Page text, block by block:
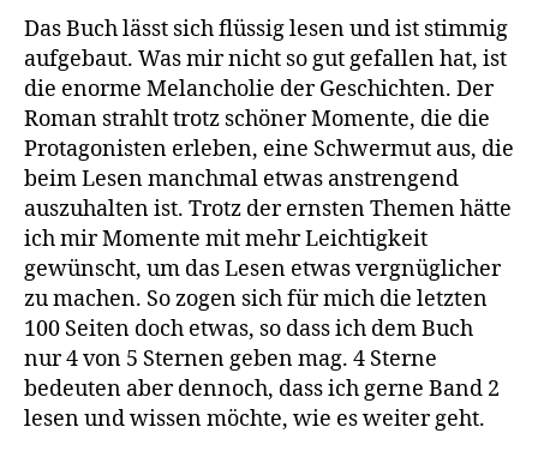
Das Buch lässt sich flüssig lesen und ist stimmig
aufgebaut. Was mir nicht so gut gefallen hat, ist
die enorme Melancholie der Geschichten. Der
Roman strahlt trotz schöner Momente, die die
Protagonisten erleben, eine Schwermut aus, die
beim Lesen manchmal etwas anstrengend
auszuhalten ist. Trotz der ernsten Themen hätte
ich mir Momente mit mehr Leichtigkeit
gewünscht, um das Lesen etwas vergnüglicher
zu machen. So zogen sich für mich die letzten
100 Seiten doch etwas, so dass ich dem Buch
nur 4 von 5 Sternen geben mag. 4 Sterne
bedeuten aber dennoch, dass ich gerne Band 2
lesen und wissen möchte, wie es weiter geht.